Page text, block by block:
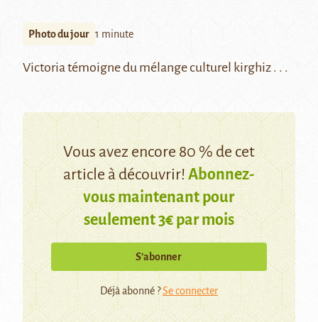
Photo du jour 1 minute
Victoria témoigne du mélange culturel kirghiz . . .
Vous avez encore 80 % de cet
article à découvrir!Abonnez-
vous maintenant pour
seulement 3€ par mois
S’abonner
Déjà abonné ?Se connecter